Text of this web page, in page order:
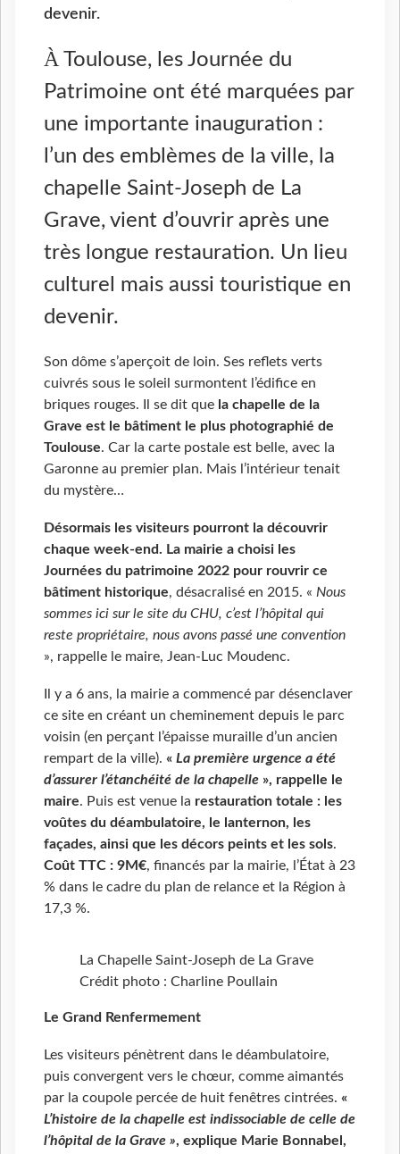
devenir.
À Toulouse, l es Journée du
Patrimoine ont été marquées par
une importante inauguration :
l’un des emblèmes de la ville, la
chapelle Saint-Joseph de La
Grave, vient d’ouvrir après une
très longue restauration. Un lieu
culturel mais aussi touristique en
devenir.
Son dôme s’aperçoit de loin. Ses reflets verts
cuivrés sous le soleil surmontent l’édifice en
briques rouges. Il se dit que la chapelle de la
Grave est le bâtiment le plus photographié de
Toulouse. Car la carte postale est belle, avec la
Garonne au premier plan. Mais l’intérieur tenait
du mystère…
Désormais les visiteurs pourront la découvrir
chaque week-end. La mairie a choisi les
Journées du patrimoine 2022 pour rouvrir ce
bâtiment historique, désacralisé en 2015. « Nous
sommes ici sur le site du CHU, c’est l’hôpital qui
reste propriétaire, nous avons passé une convention
», rappelle le maire, Jean-Luc Moudenc.
Il y a 6 ans, la mairie a commencé par désenclaver
ce site en créant un cheminement depuis le parc
voisin (en perçant l’épaisse muraille d’un ancien
rempart de la ville). « La première urgence a été
d’assurer l’étanchéité de la chapelle », rappelle le
maire. Puis est venue la restauration totale : les
voûtes du déambulatoire, le lanternon, les
façades, ainsi que les décors peints et les sols.
Coût TTC : 9M€, financés par la mairie, l’État à 23
% dans le cadre du plan de relance et la Région à
17,3 %.
La Chapelle Saint-Joseph de La Grave
Crédit photo : Charline Poullain
Le Grand Renfermement
Les visiteurs pénètrent dans le déambulatoire,
puis convergent vers le chœur, comme aimantés
par la coupole percée de huit fenêtres cintrées. «
L’histoire de la chapelle est indissociable de celle de
l’hôpital de la Grave », explique Marie Bonnabel,